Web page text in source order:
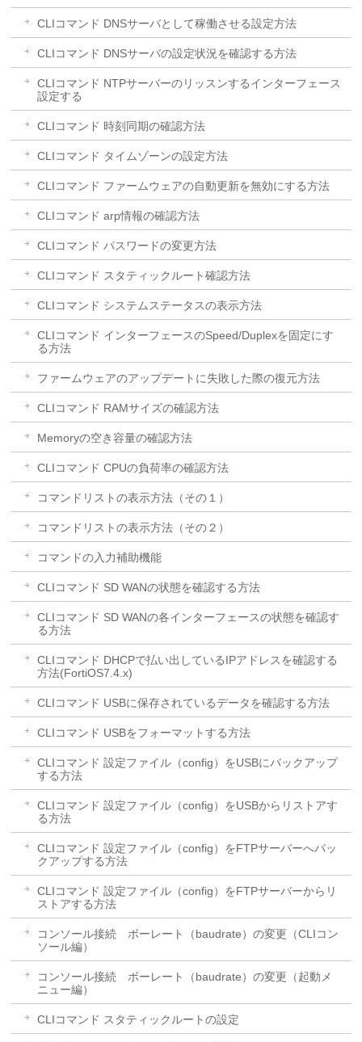
CLIコマンド DNSサーバとして稼働させる設定方法
CLIコマンド DNSサーバの設定状況を確認する方法
CLIコマンド NTPサーバーのリッスンするインターフェース
設定する
CLIコマンド 時刻同期の確認方法
CLIコマンド タイムゾーンの設定方法
CLIコマンド ファームウェアの自動更新を無効にする方法
CLIコマンド arp情報の確認方法
CLIコマンド パスワードの変更方法
CLIコマンド スタティックルート確認方法
CLIコマンド システムステータスの表示方法
CLIコマンド インターフェースのSpeed/Duplexを固定にす
る方法
ファームウェアのアップデートに失敗した際の復元方法
CLIコマンド RAMサイズの確認方法
Memoryの空き容量の確認方法
CLIコマンド CPUの負荷率の確認方法
コマンドリストの表示方法（その１）
コマンドリストの表示方法（その２）
コマンドの入力補助機能
CLIコマンド SD WANの状態を確認する方法
CLIコマンド SD WANの各インターフェースの状態を確認す
る方法
CLIコマンド DHCPで払い出しているIPアドレスを確認する
方法(FortiOS7.4.x)
CLIコマンド USBに保存されているデータを確認する方法
CLIコマンド USBをフォーマットする方法
CLIコマンド 設定ファイル（config）をUSBにバックアップ
する方法
CLIコマンド 設定ファイル（config）をUSBからリストアす
る方法
CLIコマンド 設定ファイル（config）をFTPサーバーへバッ
クアップする方法
CLIコマンド 設定ファイル（config）をFTPサーバーからリ
ストアする方法
コンソール接続 ボーレート（baudrate）の変更（CLIコン
ソール編）
コンソール接続 ボーレート（baudrate）の変更（起動メ
ニュー編）
CLIコマンド スタティックルートの設定